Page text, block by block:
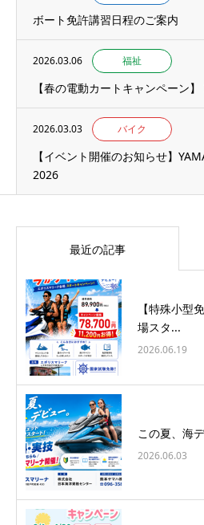
ボート免許講習日程のご案内
2026.03.06 福祉
【春の電動カートキャンペーン
2026.03.03 バイク
【イベント開催のお知らせ】
2026
最近の記事
【特殊小
場スタ...
2026.06.19
この夏、海
2026.06.03